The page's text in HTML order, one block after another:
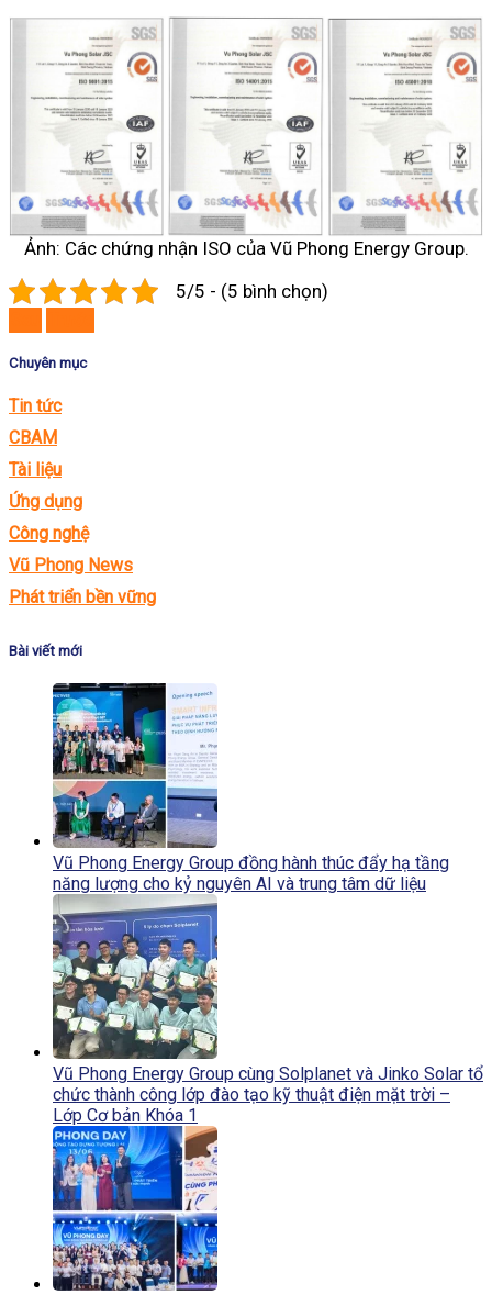
Ảnh: Các chứng nhận ISO của Vũ Phong Energy Group.
5/5 - (5 bình chọn)
Chuyên mục
Tin tức
CBAM
Tài liệu
Ứng dụng
Công nghệ
Vũ Phong News
Phát triển bền vững
Bài viết mới
Vũ Phong Energy Group đồng hành thúc đẩy hạ tầng
năng lượng cho kỷ nguyên AI và trung tâm dữ liệu
Vũ Phong Energy Group cùng Solplanet và Jinko Solar tổ
chức thành công lớp đào tạo kỹ thuật điện mặt trời –
Lớp Cơ bản Khóa 1